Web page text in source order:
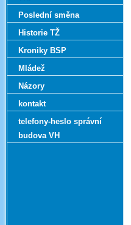
Poslední směna
Historie TŽ
Kroniky BSP
Mládež
Názory
kontakt
telefony-heslo správní
budova VH